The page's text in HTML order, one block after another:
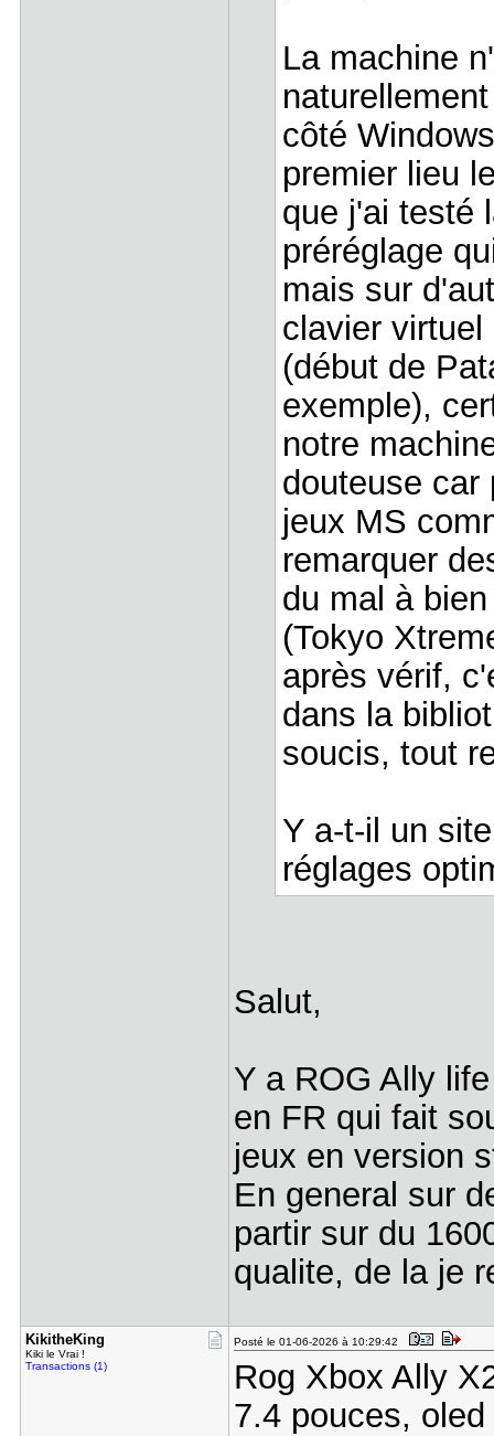
La machine
côté
premier lieu
que j'ai testé
préréglage
mais sur
clavier
(début de
exemple),
notre
douteuse car
jeux MS
remarquer
du mal à
(Tokyo
après vérif,
dans la
soucis, tout
Y a-t-il un
réglages
Salut,
Y a ROG Ally
en FR qui fait
jeux en version
En general sur
partir sur du
qualite, de la je
KikitheKin​g
Kiki le Vrai !
Transactions (1)
Posté le 01-06-2026 à 10:29:42
Rog Xbox Ally
7.4 pouces,